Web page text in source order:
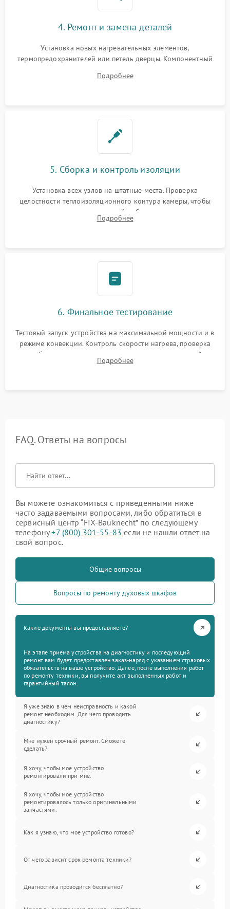
4. Ремонт и замена деталей
Установка новых нагревательных элементов,
термопредохранителей или петель дверцы. Компонентный
выгоревших реле, восстановление контактов и замена
Подробнее
5. Сборка и контроль изоляции
Установка всех узлов на штатные места. Проверка
целостности теплоизоляционного контура камеры, чтобы
исключить перегрев кухонной мебели и потерю тепла.
Надежная фиксация клемм и сборка корпуса шкафа.
Подробнее
6. Финальное тестирование
Тестовый запуск устройства на максимальной мощности и в
режиме конвекции. Контроль скорости нагрева, проверка
срабатывания термостата при достижении заданной
температуры и тест на отсутствие утечек тока.
Подробнее
FAQ. Ответы на вопросы
Вы можете ознакомиться с приведенными ниже
часто задаваемыми вопросами, либо обратиться в
сервисный центр “FIX-Bauknecht” по следующему
телефону+7 (800) 301-55-83 если не нашли ответ на
свой вопрос.
Общие вопросы
Вопросы по ремонту духовых шкафов
Какие документы вы предоставляете?
На этапе приема устройства на диагностику и последующий
ремонт вам будет предоставлен заказ-наряд с указанием страховых
обязательств на ваше устройство. Далее, после выполнения работ
по ремонту техники, вы получите акт выполненных работ и
гарантийный талон.
Я уже знаю в чем неисправность и какой
ремонт необходим. Для чего проводить
диагностику?
Мне нужен срочный ремонт. Сможете
сделать?
Я хочу, чтобы мое устройство
ремонтировали при мне.
Я хочу, чтобы мое устройство
ремонтировалось только оригинальными
запчастями.
Как я узнаю, что мое устройство готово?
От чего зависит срок ремонта техники?
Диагностика проводится бесплатно?